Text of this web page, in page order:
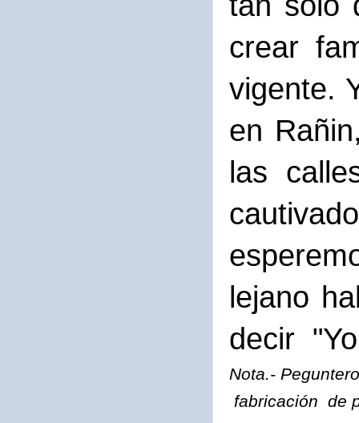
crear
vigente.
en
las
lejano
decir
Nota.-
fabricación de